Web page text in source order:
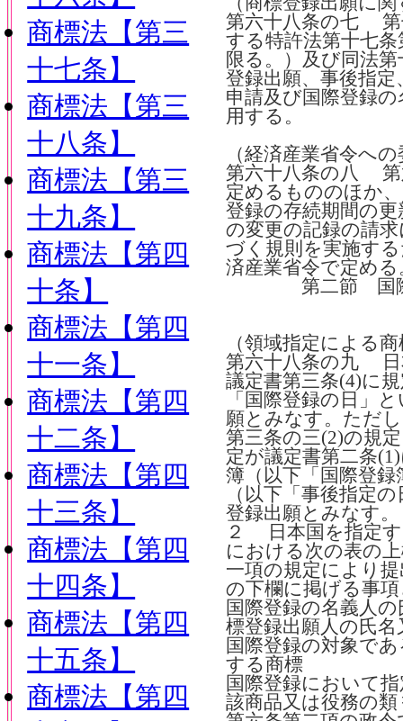
第六十八条の七 第
する特許法第十七
限る。）及び同法
登録出願、事後指
申請及び国際登録
用する。
（経済産業省令へ
第六十八条の八 第
定めるもののほか
登録の存続期間の
の変更の記録の請
づく規則を実施す
済産業省令で定める
第二節 国際商
（領域指定による
第六十八条の九 日
議定書第三条(4)に
「国際登録の日」
願とみなす。ただ
第三条の三(2)の規
定が議定書第二条
簿（以下「国際登
（以下「事後指定
登録出願とみなす。
２ 日本国を指定す
における次の表の
一項の規定により
の下欄に掲げる事
国際登録の名義人
標登録出願人の氏
国際登録の対象で
する商標
国際登録において
該商品又は役務の
商標法【第三
十七条】
商標法【第三
十八条】
商標法【第三
十九条】
商標法【第四
十条】
商標法【第四
十一条】
商標法【第四
十二条】
商標法【第四
十三条】
商標法【第四
十四条】
商標法【第四
十五条】
商標法【第四